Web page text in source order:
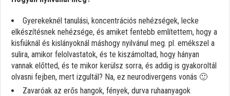
Gyerekeknél tanulási, koncentrációs nehézségek, lecke
elkészítésnek nehézsége, és amiket fentebb említettem, hogy a
kisfiúknál és kislányoknál máshogy nyilvánul meg. pl. emékszel a
sulira, amikor felolvastatok, és te kiszámoltad, hogy hányan
vannak előtted, és te mikor kerülsz sorra, és addig is gyakoroltál
olvasni fejben, mert izgultál? Na, ez neurodivergens vonás 🙂
Zavaróak az erős hangok, fények, durva ruhaanyagok